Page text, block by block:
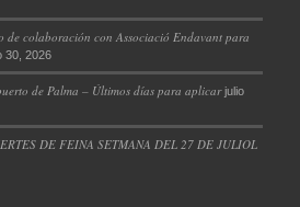
de colaboración con Associació Endavant para
30, 2026
de Palma – Últimos días para aplicar julio
DE FEINA SETMANA DEL 27 DE JULIOL